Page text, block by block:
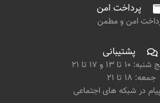
پرداخت امن
امن و مطمن
پشتیبانی
۱۳ و ۱۷ تا ۲۱
جمعه: ۱۸ تا ۲۱
در شبکه های اجتماعی